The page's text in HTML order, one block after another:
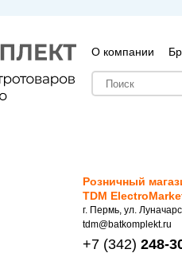
О компании
Розничный
TDM
г. Пермь, ул.
tdm@batkomplekt.ru
+7 (342) 248-